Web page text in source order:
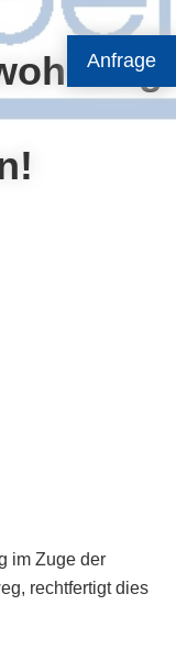
Anfrage
im Zuge der
rechtfertigt dies